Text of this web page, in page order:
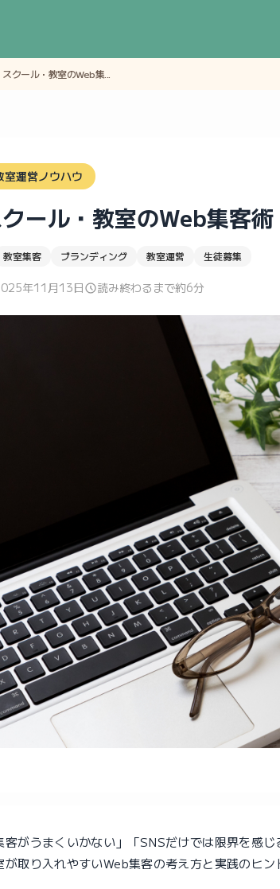
スクール・教室のWeb集...
室運営ノウハウ
ール・教室のWeb集客
教室集客 ブランディング 教室運営 生徒募集
年11月13日 読み終わるまで約6分
客がうまくいかない」「SNSだけでは限界を感
が取り入れやすいWeb集客の考え方と実践のヒン